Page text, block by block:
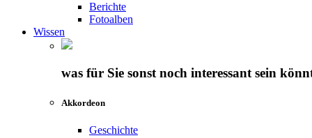
Berichte
Fotoalben
Wissen
was für Sie sonst noch interessant sein
Akkordeon
Geschichte